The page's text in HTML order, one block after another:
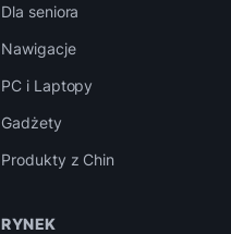
Dla seniora
Nawigacje
PC i Laptopy
Gadżety
Produkty z Chin
RYNEK